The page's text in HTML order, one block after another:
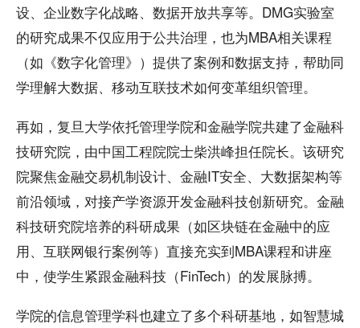
设、企业数字化战略、数据开放共享等。DMG实验室
的研究成果不仅应用于公共治理，也为MBA相关课程
（如《数字化管理》）提供了案例和数据支持，帮助同
学理解大数据、移动互联技术如何变革组织管理。
再如，复旦大学依托管理学院和金融学院共建了金融科
技研究院，由中国工程院院士柴洪峰担任院长。该研究
院聚焦金融交易机制设计、金融IT安全、大数据架构等
前沿领域，对接产学资源开发金融科技创新研究。金融
科技研究院培养的科研成果（如区块链在金融中的应
用、互联网银行案例等）直接充实到MBA课程和讲座
中，使学生紧跟金融科技（FinTech）的发展脉搏。
学院的信息管理学科也建立了多个科研基地，如智慧城